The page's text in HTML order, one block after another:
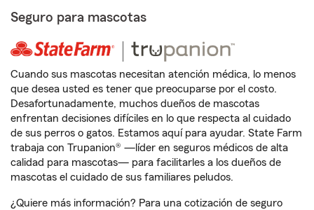
Seguro para mascotas
Cuando sus mascotas necesitan atención médica, lo menos
que desea usted es tener que preocuparse por el costo.
Desafortunadamente, muchos dueños de mascotas
enfrentan decisiones difíciles en lo que respecta al cuidado
de sus perros o gatos. Estamos aquí para ayudar. State Farm
trabaja con Trupanion® —líder en seguros médicos de alta
calidad para mascotas— para facilitarles a los dueños de
mascotas el cuidado de sus familiares peludos.
¿Quiere más información? Para una cotización de seguro